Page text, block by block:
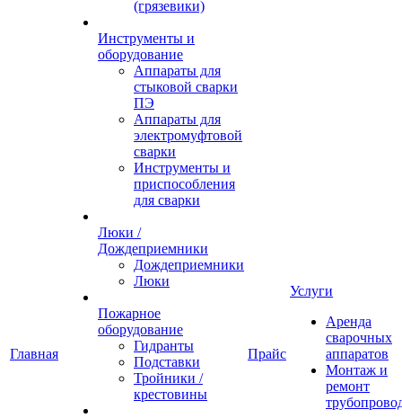
Главная
(грязевики)
Инструменты и
оборудование
Аппараты для
стыковой сварки
ПЭ
Аппараты для
электромуфтовой
сварки
Инструменты и
приспособления
для сварки
Люки /
Дождеприемники
Дождеприемники
Люки
Пожарное
оборудование
Гидранты
Подставки
Тройники /
крестовины
Прайс
Услуги
Аренда
сварочных
аппаратов
Монтаж и
ремонт